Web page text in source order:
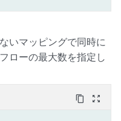
いマッピングで同時に
ローの最大数を指定し
content_copy zoom_out_map